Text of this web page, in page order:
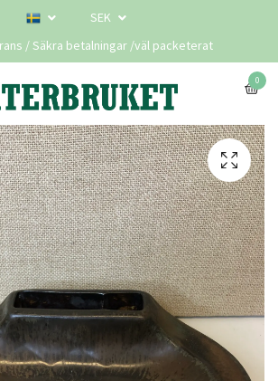
SEK
/ Säkra betalningar /väl packeterat
0